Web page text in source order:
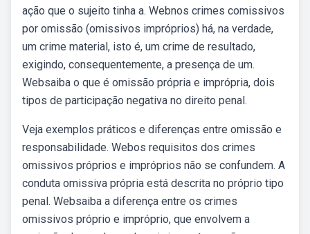
ação que o sujeito tinha a. Webnos crimes comissivos
por omissão (omissivos impróprios) há, na verdade,
um crime material, isto é, um crime de resultado,
exigindo, consequentemente, a presença de um.
Websaiba o que é omissão própria e imprópria, dois
tipos de participação negativa no direito penal.
Veja exemplos práticos e diferenças entre omissão e
responsabilidade. Webos requisitos dos crimes
omissivos próprios e impróprios não se confundem. A
conduta omissiva própria está descrita no próprio tipo
penal. Websaiba a diferença entre os crimes
omissivos próprio e impróprio, que envolvem a